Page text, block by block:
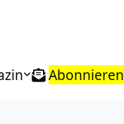
Abonnieren